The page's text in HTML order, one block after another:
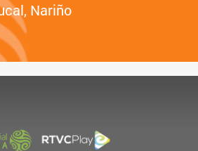
Nariño